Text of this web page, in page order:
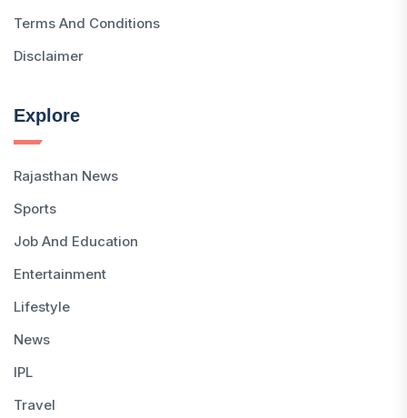
Terms And Conditions
Disclaimer
Explore
Rajasthan News
Sports
Job And Education
Entertainment
Lifestyle
News
IPL
Travel